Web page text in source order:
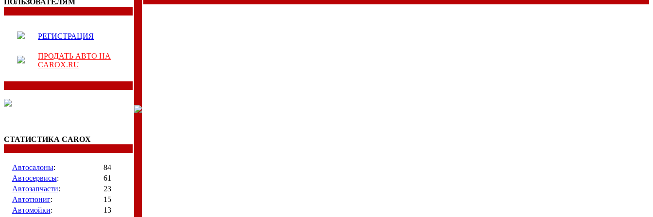
ПОЛЬЗОВАТЕЛЯМ
РЕГИСТРАЦИЯ
ПРОДАТЬ АВТО НА
CAROX.RU
СТАТИСТИКА CAROX
Автосалоны:
84
Автосервисы:
61
Автозапчасти:
23
Автотюниг:
15
Автомойки:
13